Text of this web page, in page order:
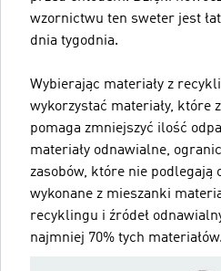
wzornictwu ten sweter jest
dnia tygodnia.
Wybierając materiały z
wykorzystać materiały, które
pomaga zmniejszyć ilość
materiały odnawialne,
zasobów, które nie podlegają
wykonane z mieszanki
recyklingu i źródeł
najmniej 70% tych materiałów.